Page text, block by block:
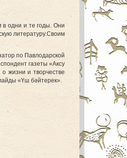
в одни и те годы. Они
литературу.Своим
по Павлодарской
газеты «Аксу
жизни и творчестве
«Үш бәйтерек».